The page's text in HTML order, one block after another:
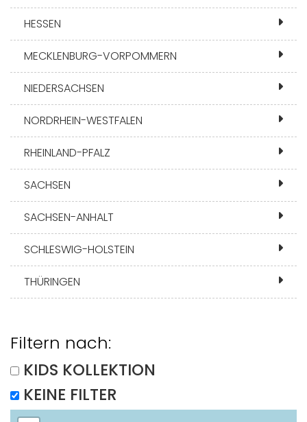
HESSEN
MECKLENBURG-VORPOMMERN
NIEDERSACHSEN
NORDRHEIN-WESTFALEN
RHEINLAND-PFALZ
SACHSEN
SACHSEN-ANHALT
SCHLESWIG-HOLSTEIN
THÜRINGEN
Filtern nach:
KIDS KOLLEKTION
KEINE FILTER